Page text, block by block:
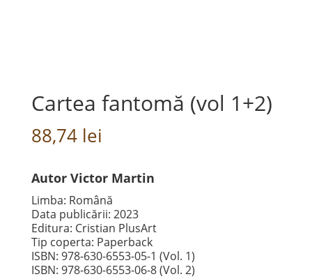
Cartea fantomă (vol 1+2)
88,74 lei
Autor Victor Martin
Limba: Română
Data publicării: 2023
Editura: Cristian PlusArt
Tip coperta: Paperback
ISBN: 978-630-6553-05-1 (Vol. 1)
ISBN: 978-630-6553-06-8 (Vol. 2)